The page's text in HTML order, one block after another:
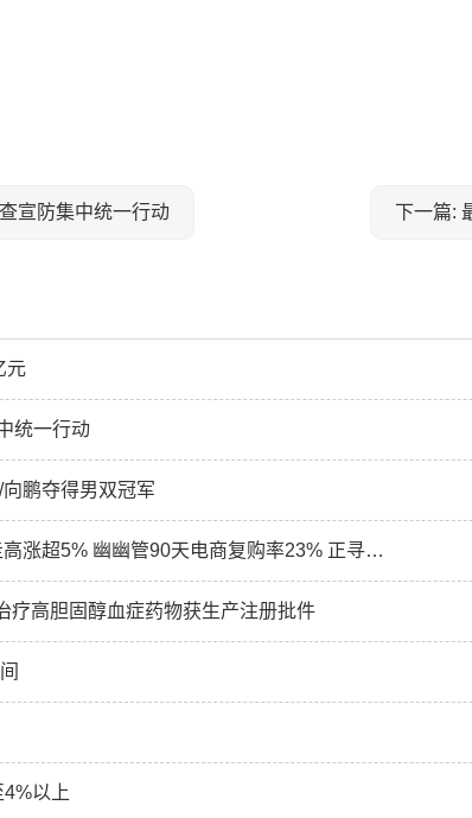
宣防集中统一行动 下一篇:
元
统一行动
鹏夺得男双冠军
港股异动｜诺辉健康(06606)早盘持续走高涨超5% 幽幽管90天电商复购率23% 正寻求与更多电商平台合作
疗高胆固醇血症药物获生产注册批件
以上